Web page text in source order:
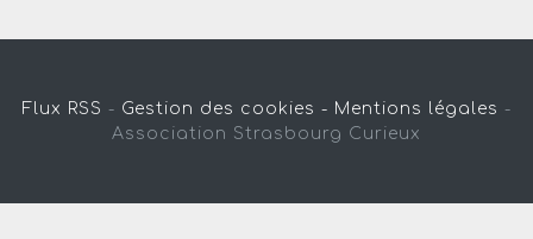
Flux RSS - Gestion des cookies - Mentions légales -
Association Strasbourg Curieux